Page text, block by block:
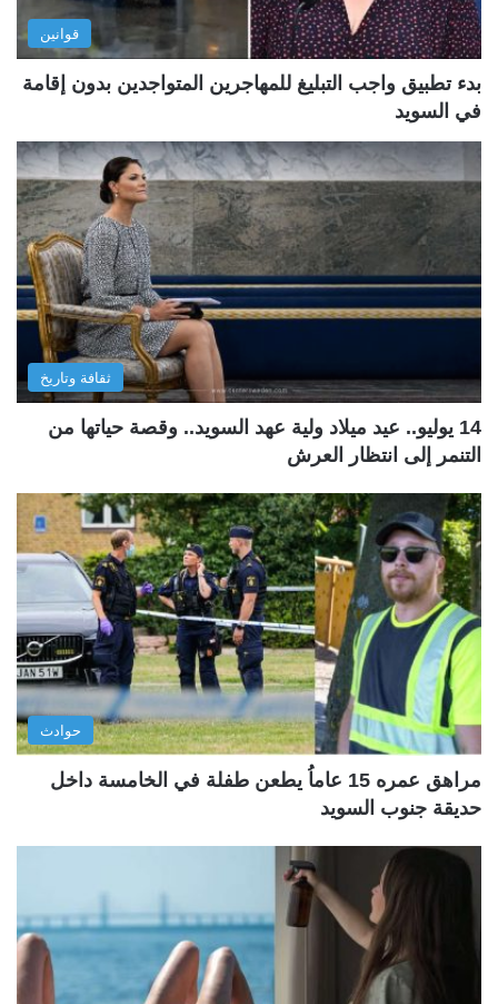
قوانين
بدء تطبيق واجب التبليغ للمهاجرين المتواجدين بدون إقامة
في السويد
ثقافة وتاريخ
14 يوليو.. عيد ميلاد ولية عهد السويد.. وقصة حياتها من
التنمر إلى انتظار العرش
حوادث
مراهق عمره 15 عاماُ يطعن طفلة في الخامسة داخل
حديقة جنوب السويد